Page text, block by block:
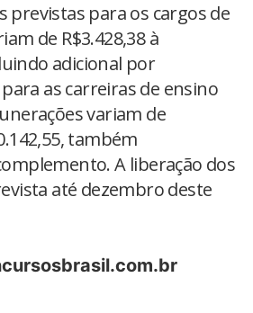
previstas para os cargos de
de R$3.428,38 à
adicional por
as carreiras de ensino
variam de
também
A liberação dos
até dezembro deste